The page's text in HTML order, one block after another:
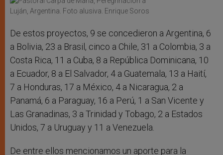
De estos proyectos, 9 se concedieron a Argentina, 6
a Bolivia, 23 a Brasil, cinco a Chile, 31 a Colombia, 3 a
Costa Rica, 11 a Cuba, 8 a República Dominicana, 10
a Ecuador, 8 a El Salvador, 4 a Guatemala, 13 a Haití,
7 a Honduras, 17 a México, 4 a Nicaragua, 2 a
Panamá, 6 a Paraguay, 16 a Perú, 1 a San Vicente y
Las Granadinas, 3 a Trinidad y Tobago, 2 a Estados
Unidos, 7 a Uruguay y 11 a Venezuela.
De entre ellos mencionamos un aporte para la